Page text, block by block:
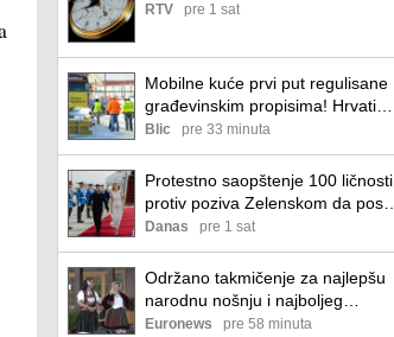
RTV pre 1 sat
Mobilne kuće prvi put regulisane
građevinskim propisima! Hrvati
menjaju pravila gradnje, ovo je
novi pravilnik
Blic pre 33 minuta
Protestno saopštenje 100 ličnosti
protiv poziva Zelenskom da poseti
Srbiju
Danas pre 1 sat
Održano takmičenje za najlepšu
narodnu nošnju i najboljeg
zdravičara u Guči
Euronews pre 58 minuta